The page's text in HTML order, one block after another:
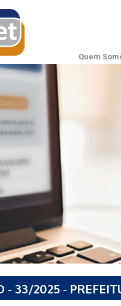
Quem
- 33/2025 -